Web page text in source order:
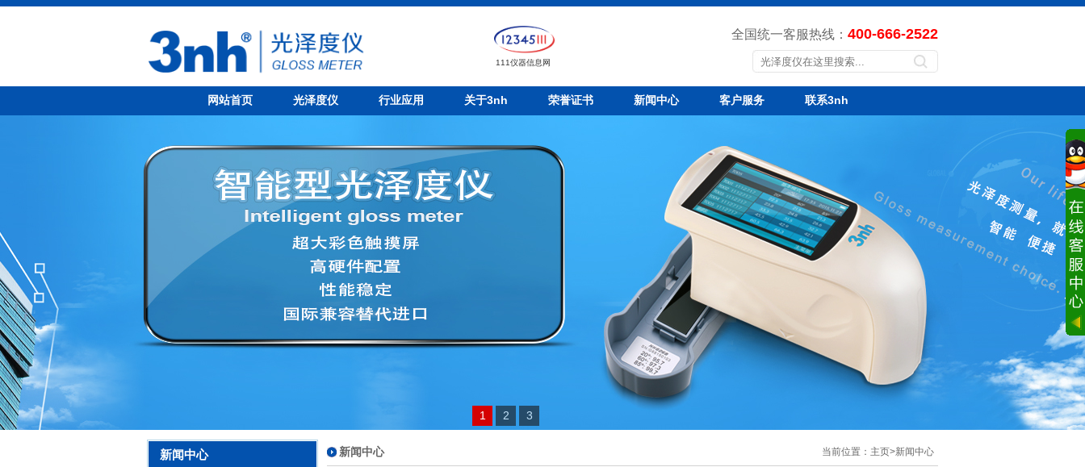
111仪器信息网
全国统一客服热线： 400-666-2522
网站首页 光泽度仪 行业应用 关于3nh 荣誉证书 新闻中心 客户服务 联系3nh
1 2 3
新闻中心 新闻中心 当前位置： 主页>新闻中心